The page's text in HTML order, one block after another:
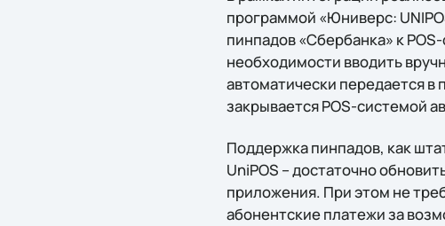
программой «Юниверс:
пинпадов «Сбербанка» к
необходимости вводить
автоматически передается в
закрывается POS-системой
Поддержка пинпадов, как
UniPOS – достаточно
приложения. При этом не
абонентские платежи за